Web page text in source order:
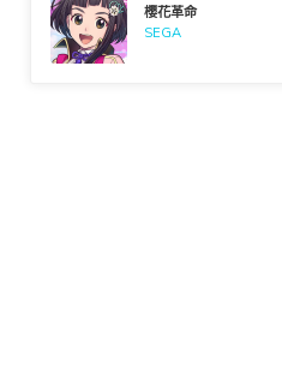
櫻花革命
SEGA